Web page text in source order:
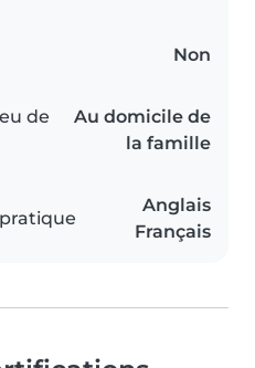
Non
de
Au domicile de
la famille
Anglais
Français